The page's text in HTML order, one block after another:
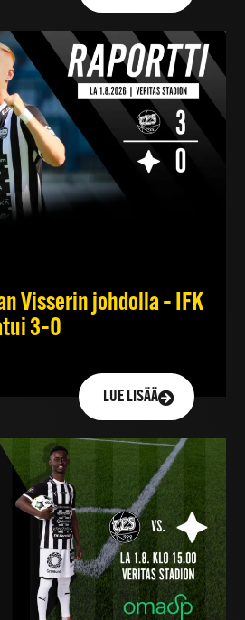
Visserin johdolla – IFK
3–0
LUE LISÄÄ